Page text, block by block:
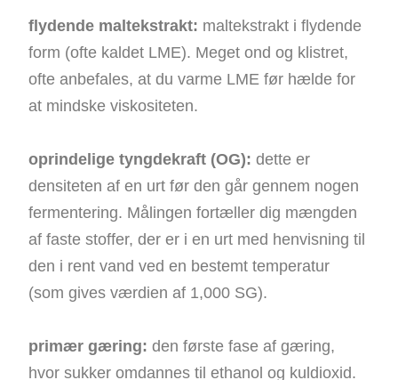
flydende maltekstrakt: maltekstrakt i flydende
form (ofte kaldet LME). Meget ond og klistret,
ofte anbefales, at du varme LME før hælde for
at mindske viskositeten.
oprindelige tyngdekraft (OG): dette er
densiteten af ​​en urt før den går gennem nogen
fermentering. Målingen fortæller dig mængden
af ​​faste stoffer, der er i en urt med henvisning til
den i rent vand ved en bestemt temperatur
(som gives værdien af ​​1,000 SG).
primær gæring: den første fase af gæring,
hvor sukker omdannes til ethanol og kuldioxid.